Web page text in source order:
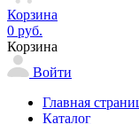
Корзина
0 руб.
Корзина
Войти
Главная
Каталог